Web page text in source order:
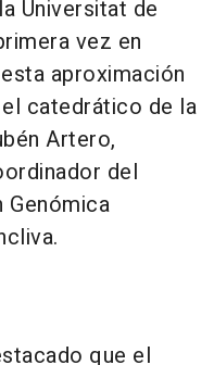
Universitat de
vez en
aproximación
catedrático de la
Artero,
del
Genómica
que el